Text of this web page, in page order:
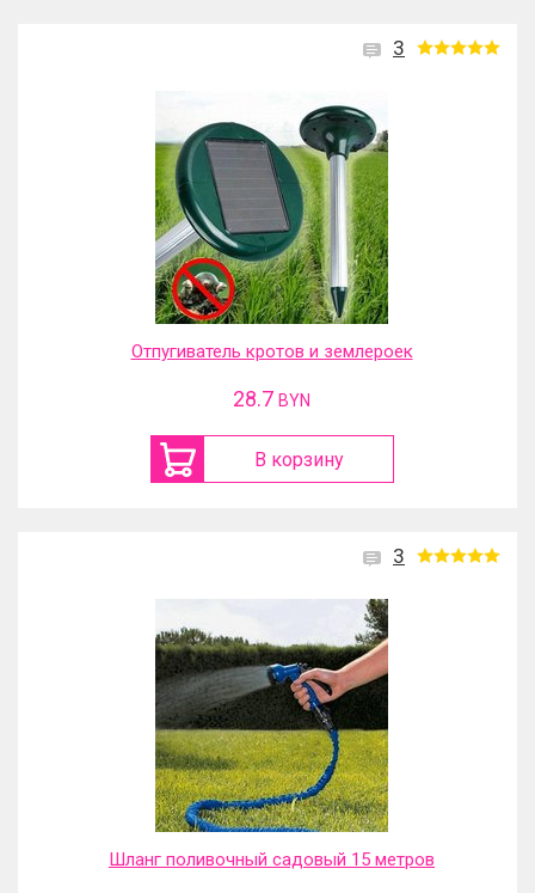
3
Отпугиватель кротов и землероек
28.7 BYN
В корзину
3
Шланг поливочный садовый 15 метров